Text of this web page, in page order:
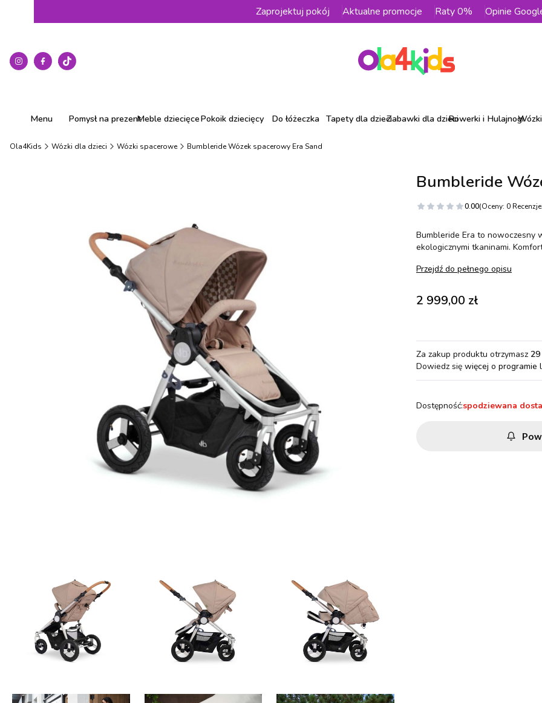
Zaprojektuj pokój Aktualne promocje Raty 0% Opinie
Menu Pomysł na prezentMeble dziecięcePokoik dziecięcy Do łóżeczka Tapety dla dzieciZabawki dla dzieciRowerki i Hulajnogi
Ola4Kids Wózki dla dzieci Wózki spacerowe Bumbleride Wózek spacerowy Era Sand
Bumbleride
0.00(Oceny: 0
Bumbleride Era to nowoczesny
ekologicznymi tkaninami.
Przejdź do pełnego opisu
Cena
2 999,00 zł
Za zakup produktu otrzymasz
Dowiedz się więcej o programie
Dostępność:spodziewana